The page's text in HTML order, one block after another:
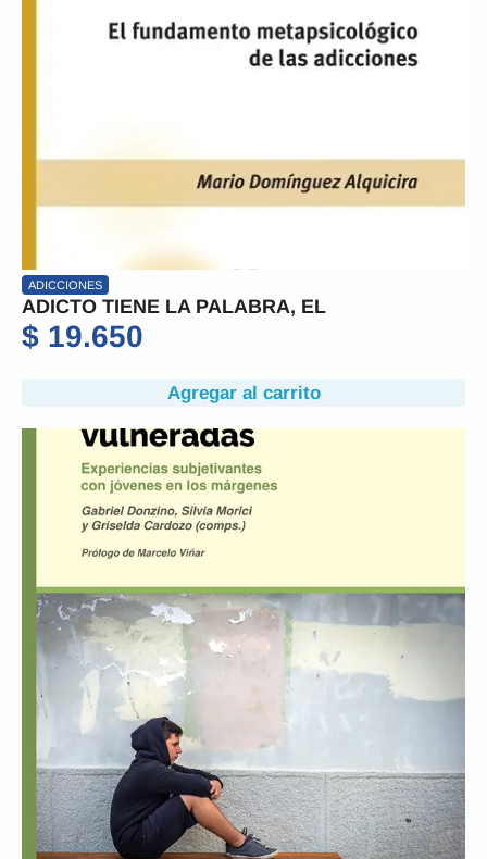
ADICCIONES
ADICTO TIENE LA PALABRA, EL
$ 19.650
Agregar al carrito